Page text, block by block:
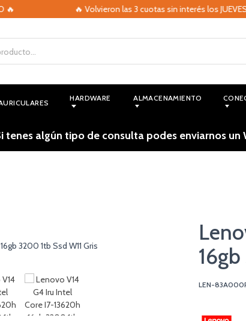
🔥 Volvieron las 3 cuotas sin interés los JUEVES con
HARDWARE ALMACENAMIENTO
tenes algún tipo de consulta podes enviarnos un
LEN-